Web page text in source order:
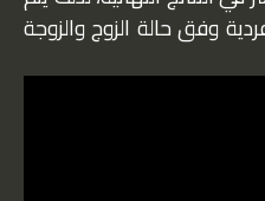
وفق حالة الزوج والزوجة